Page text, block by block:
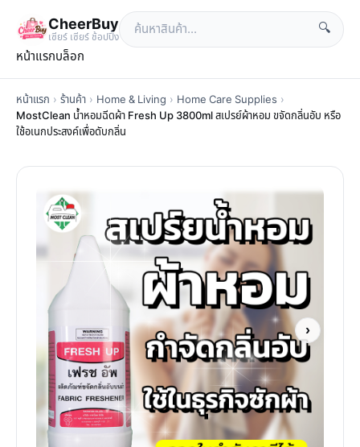
CheerBuy
เซียร์ เซียร์ ช้อปปิ้ง
🔍
หน้าแรกบล็อก
หน้าแรก › ร้านค้า › Home & Living › Home Care Supplies ›
MostClean น้ำหอมฉีดผ้า Fresh Up 3800ml สเปรย์ผ้าหอม ขจัดกลิ่นอับ หรือ
ใช้อเนกประสงค์เพื่อดับกลิ่น
›